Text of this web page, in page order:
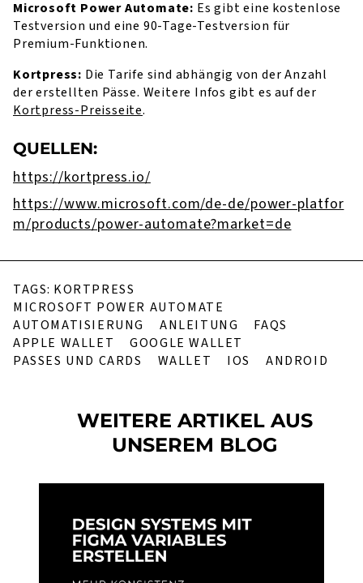
Microsoft Power Automate: Es gibt eine kostenlose
Testversion und eine 90-Tage-Testversion für
Premium-Funktionen.
Kortpress: Die Tarife sind abhängig von der Anzahl
der erstellten Pässe. Weitere Infos gibt es auf der
Kortpress-Preisseite.
QUELLEN:
https://kortpress.io/
https://www.microsoft.com/de-de/power-platfor
m/products/power-automate?market=de
TAGS: KORTPRESS
MICROSOFT POWER AUTOMATE
AUTOMATISIERUNG
ANLEITUNG
FAQS
APPLE WALLET
GOOGLE WALLET
PASSES UND CARDS
WALLET IOS ANDROID
WEITERE ARTIKEL AUS
UNSEREM BLOG